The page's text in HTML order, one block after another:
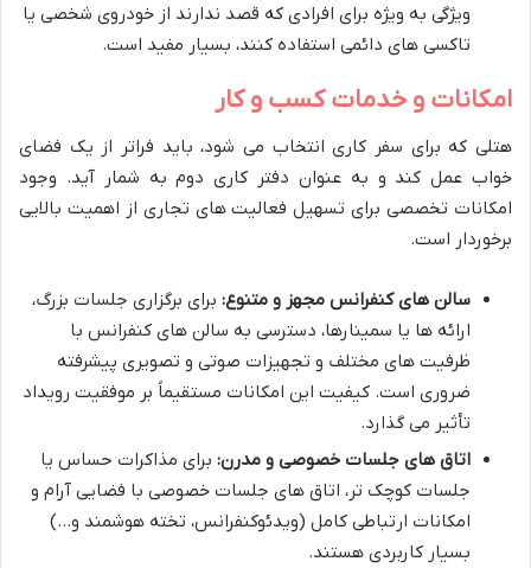
ویژگی به ویژه برای افرادی که قصد ندارند از خودروی شخصی یا
تاکسی های دائمی استفاده کنند، بسیار مفید است.
امکانات و خدمات کسب و کار
هتلی که برای سفر کاری انتخاب می شود، باید فراتر از یک فضای
خواب عمل کند و به عنوان دفتر کاری دوم به شمار آید. وجود
امکانات تخصصی برای تسهیل فعالیت های تجاری از اهمیت بالایی
برخوردار است.
سالن های کنفرانس مجهز و متنوع: برای برگزاری جلسات بزرگ،
ارائه ها یا سمینارها، دسترسی به سالن های کنفرانس با
ظرفیت های مختلف و تجهیزات صوتی و تصویری پیشرفته
ضروری است. کیفیت این امکانات مستقیماً بر موفقیت رویداد
تأثیر می گذارد.
اتاق های جلسات خصوصی و مدرن: برای مذاکرات حساس یا
جلسات کوچک تر، اتاق های جلسات خصوصی با فضایی آرام و
امکانات ارتباطی کامل (ویدئوکنفرانس، تخته هوشمند و…)
بسیار کاربردی هستند.